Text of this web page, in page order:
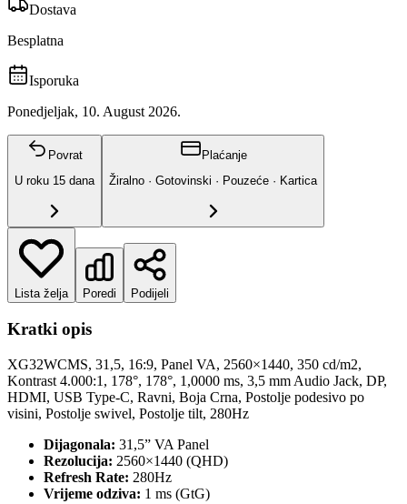
Dostava
Besplatna
Isporuka
Ponedjeljak, 10. August 2026.
Povrat
U roku 15 dana
Plaćanje
Žiralno · Gotovinski · Pouzeće · Kartica
Lista želja Poredi Podijeli
Kratki opis
XG32WCMS, 31,5, 16:9, Panel VA, 2560×1440, 350 cd/m2,
Kontrast 4.000:1, 178°, 178°, 1,0000 ms, 3,5 mm Audio Jack, DP,
HDMI, USB Type-C, Ravni, Boja Crna, Postolje podesivo po
visini, Postolje swivel, Postolje tilt, 280Hz
Dijagonala: 31,5” VA Panel
Rezolucija: 2560×1440 (QHD)
Refresh Rate: 280Hz
Vrijeme odziva: 1 ms (GtG)